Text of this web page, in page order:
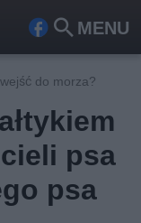
MENU
Fa
ceb
ook
Szu
do morza?
psa
psa